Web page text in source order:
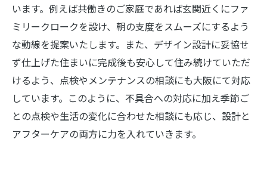
います。例えば共働きのご家庭であれば玄関近くにファ
ミリークロークを設け、朝の支度をスムーズにするよう
な動線を提案いたします。また、デザイン設計に妥協せ
ず仕上げた住まいに完成後も安心して住み続けていただ
けるよう、点検やメンテナンスの相談にも大阪にて対応
しています。このように、不具合への対応に加え季節ご
との点検や生活の変化に合わせた相談にも応じ、設計と
アフターケアの両方に力を入れていきます。